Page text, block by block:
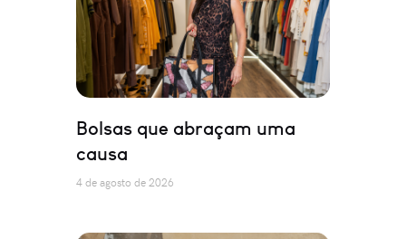
Bolsas que abraçam uma
causa
4 de agosto de 2026